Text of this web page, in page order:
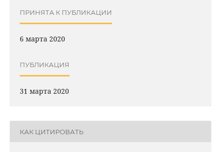
ПРИНЯТА К ПУБЛИКАЦИИ
6 марта 2020
ПУБЛИКАЦИЯ
31 марта 2020
КАК ЦИТИРОВАТЬ